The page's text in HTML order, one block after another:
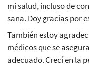
mi salud, incluso de
sana. Doy gracias por
También estoy
médicos que se
adecuado. Crecí en la